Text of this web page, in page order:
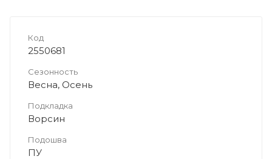
Код
2550681
Сезонность
Весна, Осень
Подкладка
Ворсин
Подошва
ПУ